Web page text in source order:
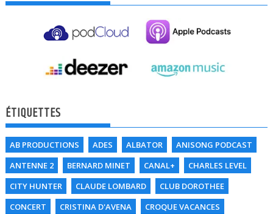
ÉTIQUETTES
AB PRODUCTIONS ADES ALBATOR
ANISONG PODCAST
ANTENNE 2
BERNARD MINET CANAL+
CHARLES LEVEL
CITY HUNTER
CLAUDE LOMBARD
CLUB DOROTHEE
CONCERT
CRISTINA D'AVENA
CROQUE VACANCES